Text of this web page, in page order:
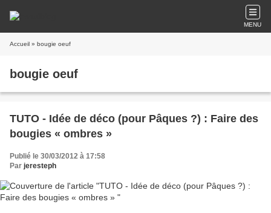
MENU
Accueil » bougie oeuf
bougie oeuf
TUTO - Idée de déco (pour Pâques ?) : Faire des
bougies « ombres »
Publié le 30/03/2012 à 17:58
Par jeresteph